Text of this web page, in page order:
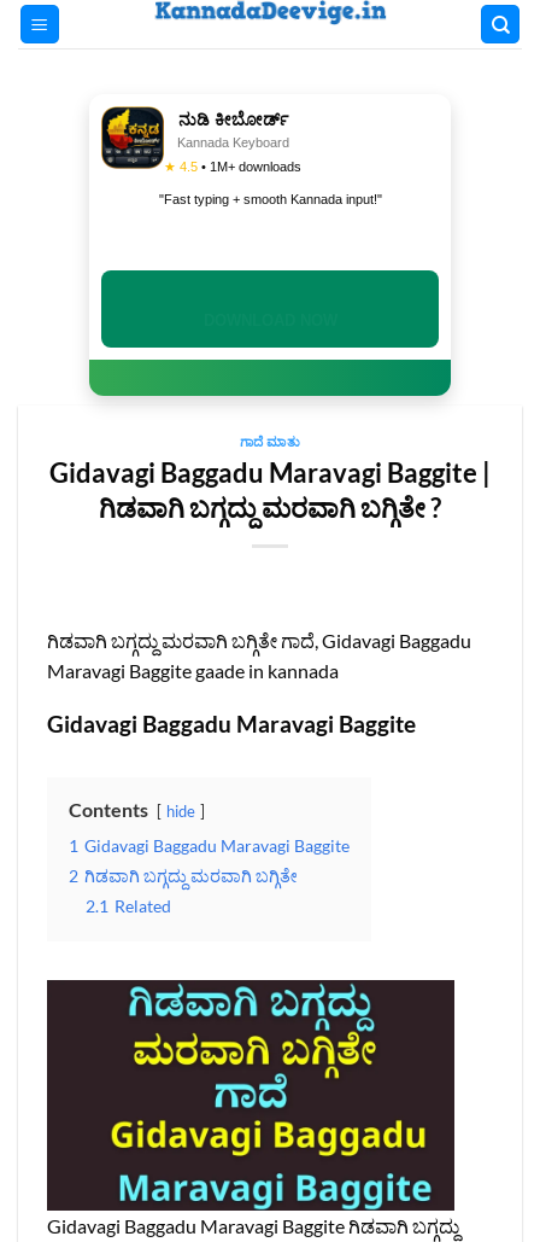
Skip
ನುಡಿ ಕೀಬೋರ್ಡ್
Kannada Keyboard
★ 4.5 • 1M+ downloads
"Fast typing + smooth Kannada input!"
ಗಾದೆ ಮಾತು
Gidavagi Baggadu Maravagi Baggite |
ಗಿಡವಾಗಿ ಬಗ್ಗದ್ದು ಮರವಾಗಿ ಬಗ್ಗಿತೇ ?
ಗಿಡವಾಗಿ ಬಗ್ಗದ್ದು ಮರವಾಗಿ ಬಗ್ಗಿತೇ ಗಾದೆ, Gidavagi Baggadu
Maravagi Baggite gaade in kannada
Gidavagi Baggadu Maravagi Baggite
Contents hide
1 Gidavagi Baggadu Maravagi Baggite
2 ಗಿಡವಾಗಿ ಬಗ್ಗದ್ದು ಮರವಾಗಿ ಬಗ್ಗಿತೇ
2.1 Related
Gidavagi Baggadu Maravagi Baggite ಗಿಡವಾಗಿ ಬಗ್ಗದ್ದು